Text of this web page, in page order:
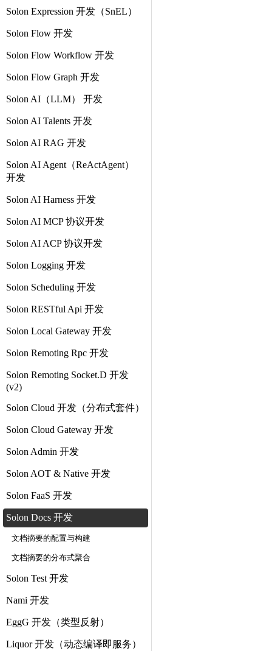
Solon Expression 开发（SnEL）
Solon Flow 开发
Solon Flow Workflow 开发
Solon Flow Graph 开发
Solon AI（LLM） 开发
Solon AI Talents 开发
Solon AI RAG 开发
Solon AI Agent（ReActAgent）
开发
Solon AI Harness 开发
Solon AI MCP 协议开发
Solon AI ACP 协议开发
Solon Logging 开发
Solon Scheduling 开发
Solon RESTful Api 开发
Solon Local Gateway 开发
Solon Remoting Rpc 开发
Solon Remoting Socket.D 开发
(v2)
Solon Cloud 开发（分布式套件）
Solon Cloud Gateway 开发
Solon Admin 开发
Solon AOT & Native 开发
Solon FaaS 开发
Solon Docs 开发
文档摘要的配置与构建
文档摘要的分布式聚合
Solon Test 开发
Nami 开发
EggG 开发（类型反射）
Liquor 开发（动态编译即服务）